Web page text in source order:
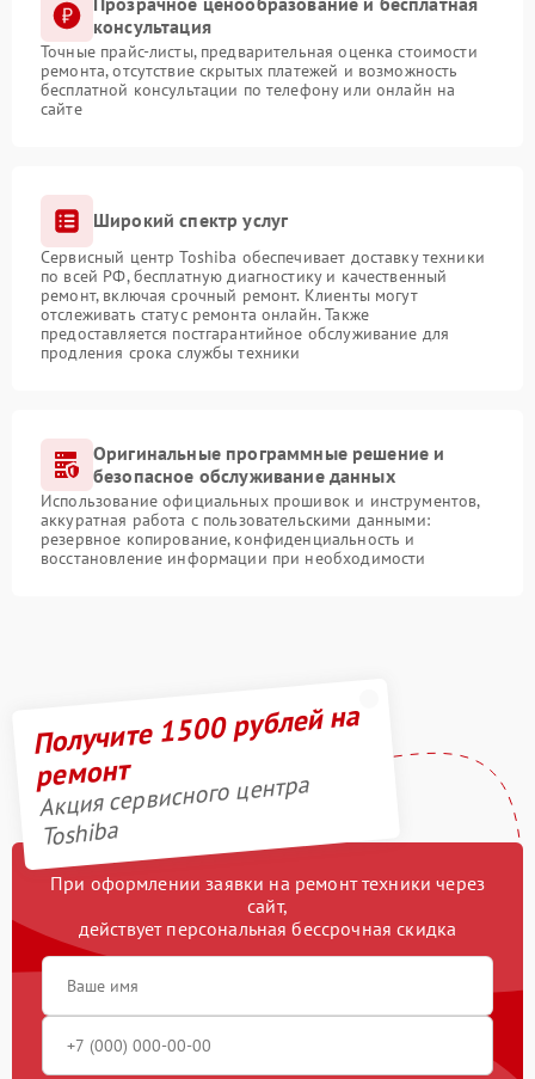
консультация
Точные прайс-листы, предварительная оценка стоимости
ремонта, отсутствие скрытых платежей и возможность
бесплатной консультации по телефону или онлайн на
сайте
Широкий спектр услуг
Сервисный центр Toshiba обеспечивает доставку техники
по всей РФ, бесплатную диагностику и качественный
ремонт, включая срочный ремонт. Клиенты могут
отслеживать статус ремонта онлайн. Также
предоставляется постгарантийное обслуживание для
продления срока службы техники
Оригинальные программные решение и
безопасное обслуживание данных
Использование официальных прошивок и инструментов,
аккуратная работа с пользовательскими данными:
резервное копирование, конфиденциальность и
восстановление информации при необходимости
Получите 1500 рублей на
ремонт
Акция сервисного центра
Toshiba
При оформлении заявки на ремонт техники через
сайт,
действует персональная бессрочная скидка